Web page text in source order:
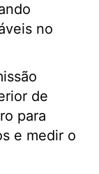
no
de
para
e medir o